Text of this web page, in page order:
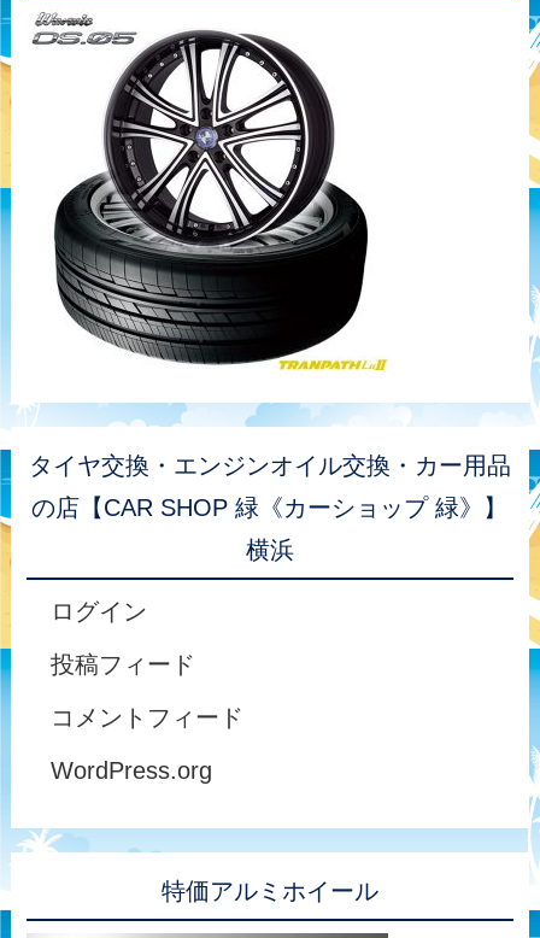
タイヤ交換・エンジンオイル交換・カー用品
の店【CAR SHOP 緑《カーショップ 緑》】
横浜
ログイン
投稿フィード
コメントフィード
WordPress.org
特価アルミホイール